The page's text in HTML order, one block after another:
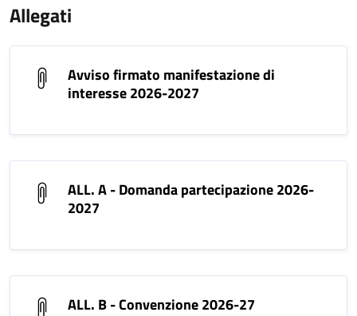
Allegati
Avviso firmato manifestazione di
interesse 2026-2027
ALL. A - Domanda partecipazione 2026-
2027
ALL. B - Convenzione 2026-27